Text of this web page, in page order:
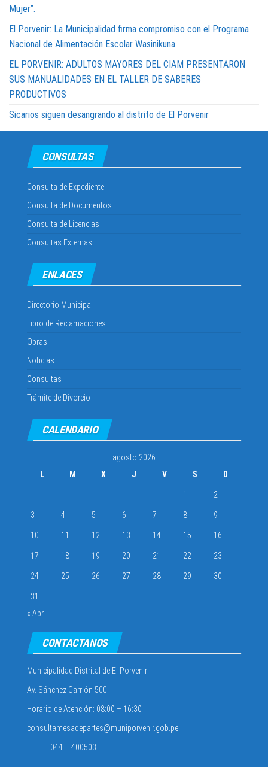
Mujer”.
El Porvenir: La Municipalidad firma compromiso con el Programa
Nacional de Alimentación Escolar Wasinikuna.
EL PORVENIR: ADULTOS MAYORES DEL CIAM PRESENTARON
SUS MANUALIDADES EN EL TALLER DE SABERES
PRODUCTIVOS
Sicarios siguen desangrando al distrito de El Porvenir
CONSULTAS
Consulta de Expediente
Consulta de Documentos
Consulta de Licencias
Consultas Externas
ENLACES
Directorio Municipal
Libro de Reclamaciones
Obras
Noticias
Consultas
Trámite de Divorcio
CALENDARIO
agosto 2026
L
M X J V S D
1 2
3 4 5 6 7 8 9
10 11 12 13 14 15 16
17 18 19 20 21 22 23
24 25 26 27 28 29 30
31
« Abr
CONTACTANOS
Municipalidad Distrital de El Porvenir
Av. Sánchez Carrión 500
Horario de Atención: 08:00 – 16:30
consultamesadepartes@muniporvenir.gob.pe
044 – 400503